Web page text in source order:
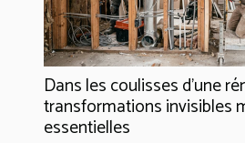
Dans les coulisses d'une
transformations invisibles
essentielles